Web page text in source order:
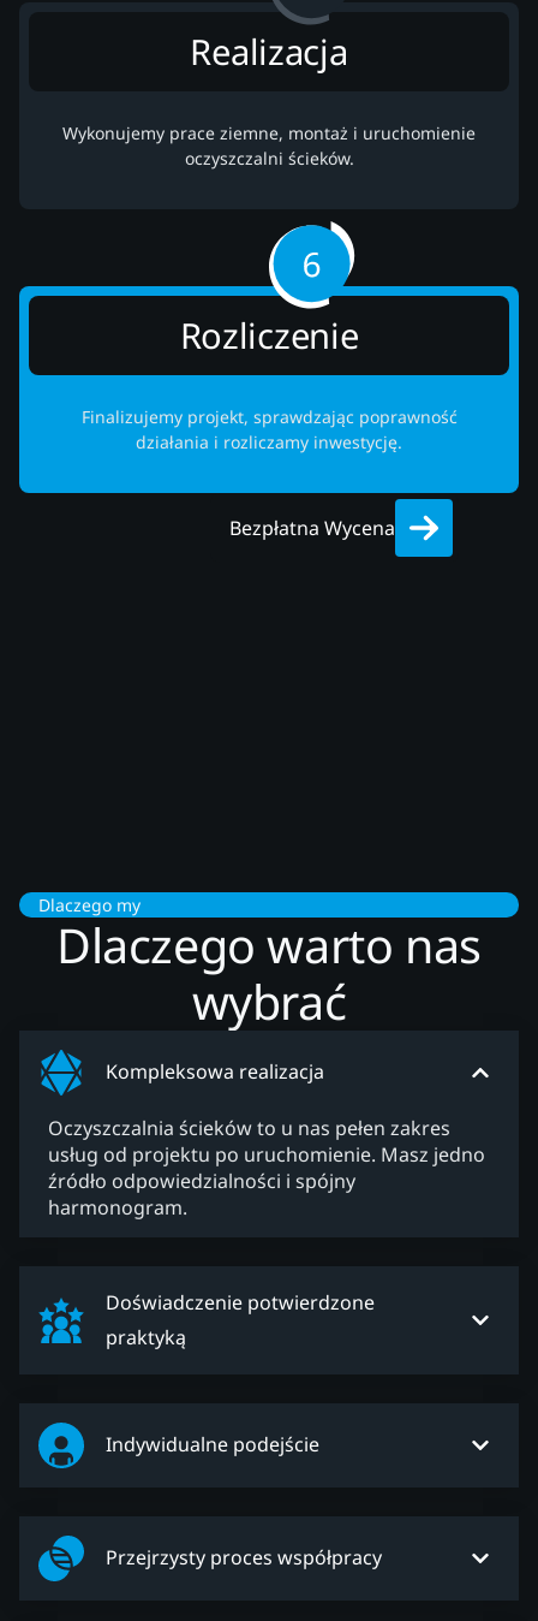
Realizacja
Wykonujemy prace ziemne, montaż i uruchomienie
oczyszczalni ścieków.
Rozliczenie
Finalizujemy projekt, sprawdzając poprawność
działania i rozliczamy inwestycję.
Bezpłatna Wycena
Dlaczego my
Dlaczego warto nas
wybrać
Kompleksowa realizacja
Oczyszczalnia ścieków to u nas pełen zakres
usług od projektu po uruchomienie. Masz jedno
źródło odpowiedzialności i spójny
harmonogram.
Doświadczenie potwierdzone
praktyką
Indywidualne podejście
Przejrzysty proces współpracy